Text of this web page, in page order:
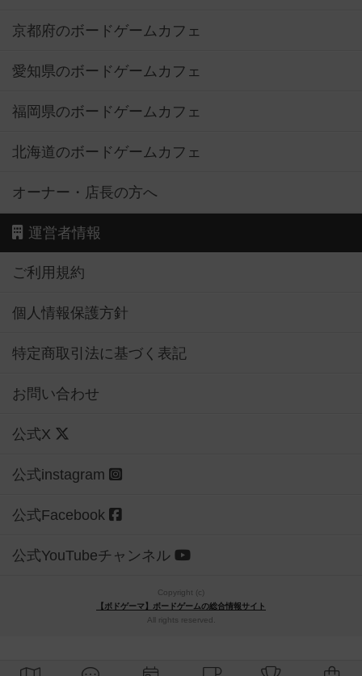
京都府のボードゲームカフェ
愛知県のボードゲームカフェ
福岡県のボードゲームカフェ
北海道のボードゲームカフェ
オーナー・店長の方へ
運営者情報
ご利用規約
個人情報保護方針
特定商取引法に基づく表記
お問い合わせ
公式X
公式instagram
公式Facebook
公式YouTubeチャンネル
Copyright (c)
【ボドゲーマ】ボードゲームの総合情報サイト
All rights reserved.